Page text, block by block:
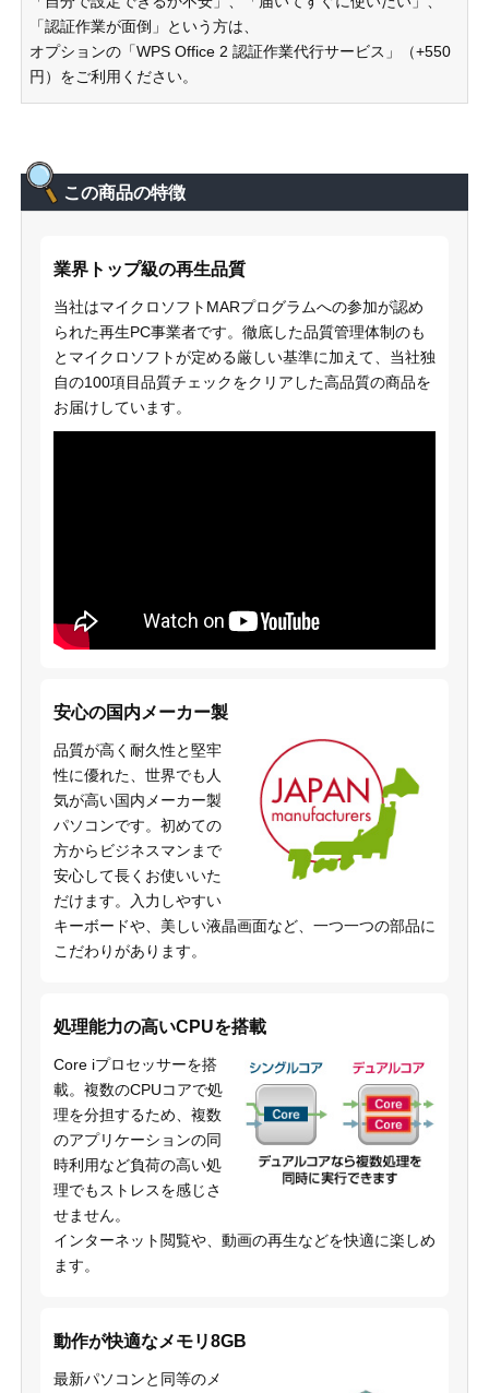
「認証作業が面倒」という方は、
オプションの「WPS Office 2 認証作業代行サービス」（+550
円）をご利用ください。
この商品の特徴
業界トップ級の再生品質
当社はマイクロソフトMARプログラムへの参加が認め
られた再生PC事業者です。徹底した品質管理体制のも
とマイクロソフトが定める厳しい基準に加えて、当社独
自の100項目品質チェックをクリアした高品質の商品を
お届けしています。
安心の国内メーカー製
品質が高く耐久性と堅牢
性に優れた、世界でも人
気が高い国内メーカー製
パソコンです。初めての
方からビジネスマンまで
安心して長くお使いいた
だけます。入力しやすい
キーボードや、美しい液晶画面など、一つ一つの部品に
こだわりがあります。
処理能力の高いCPUを搭載
Core iプロセッサーを搭
載。複数のCPUコアで処
理を分担するため、複数
のアプリケーションの同
時利用など負荷の高い処
理でもストレスを感じさ
せません。
インターネット閲覧や、動画の再生などを快適に楽しめ
ます。
動作が快適なメモリ8GB
最新パソコンと同等のメ